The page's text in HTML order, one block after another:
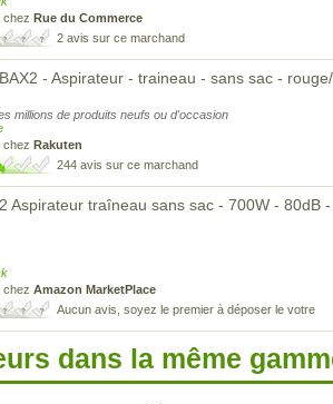
chez Rue du Commerce
2 avis sur ce marchand
- Aspirateur - traineau - sans sac -
millions de produits neufs ou d'occasion
chez Rakuten
244 avis sur ce marchand
Aspirateur traîneau sans sac - 700W - 80dB -
chez Amazon MarketPlace
Aucun avis, soyez le premier à déposer le votre
dans la même